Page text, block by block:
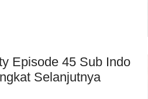
Episode 45 Sub Indo
Selanjutnya